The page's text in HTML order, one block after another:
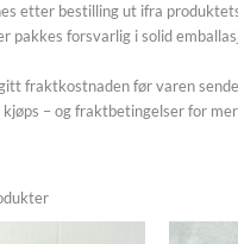
etter bestilling ut ifra
pakkes forsvarlig i solid
fraktkostnaden før varen
kjøps – og fraktbetingelser for